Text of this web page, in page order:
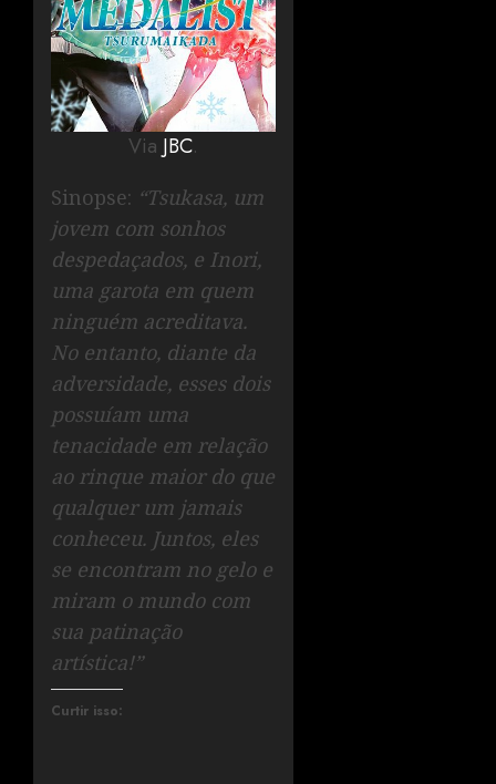
Via JBC.
Sinopse: “Tsukasa, um
jovem com sonhos
despedaçados, e Inori,
uma garota em quem
ninguém acreditava.
No entanto, diante da
adversidade, esses dois
possuíam uma
tenacidade em relação
ao rinque maior do que
qualquer um jamais
conheceu. Juntos, eles
se encontram no gelo e
miram o mundo com
sua patinação
artística!”
Curtir isso: